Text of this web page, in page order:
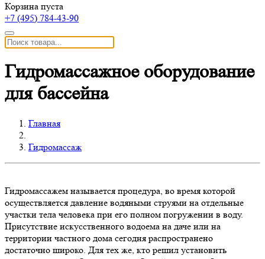
Корзина пуста
+7 (495) 784-43-90
Гидромассажное оборудование
для бассейна
Главная
Гидромассаж
Гидромассажем называется процедура, во время которой
осуществляется давление водяными струями на отдельные
участки тела человека при его полном погружении в воду.
Присутствие искусственного водоема на даче или на
территории частного дома сегодня распространено
достаточно широко. Для тех же, кто решил установить